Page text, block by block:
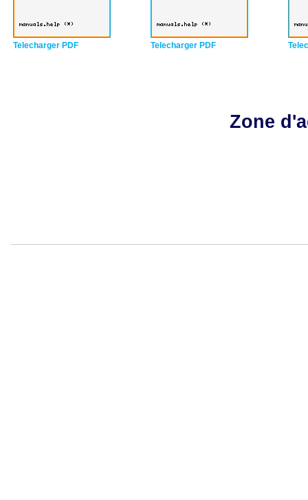
Telecharger PDF Telecharger PDF
Zone